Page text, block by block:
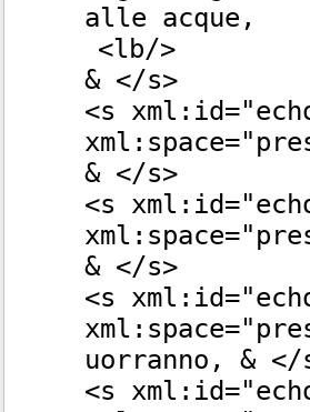
alle acque,
<lb/>
& </s>
<s xml:id="
xml:space="
& </s>
<s xml:id="
xml:space="
& </s>
<s xml:id="
xml:space="
uorranno, & </
<s xml:id="